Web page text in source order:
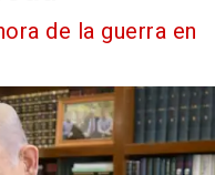
de la guerra en